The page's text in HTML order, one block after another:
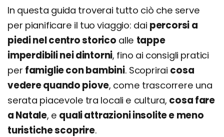
In questa guida troverai tutto ciò che serve
per pianificare il tuo viaggio: dai percorsi a
piedi nel centro storico alle tappe
imperdibili nei dintorni, fino ai consigli pratici
per famiglie con bambini. Scoprirai cosa
vedere quando piove, come trascorrere una
serata piacevole tra locali e cultura, cosa fare
a Natale, e quali attrazioni insolite e meno
turistiche scoprire.